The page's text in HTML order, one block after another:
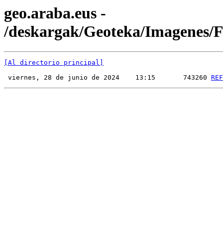
geo.araba.eus -
/deskargak/Geoteka/Imagenes/
[Al directorio principal]
viernes, 28 de junio de 2024    13:15       743260